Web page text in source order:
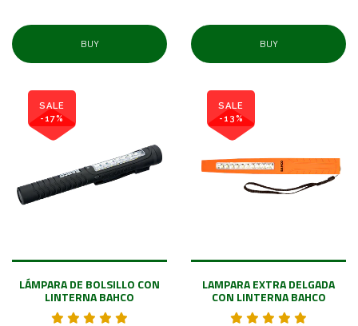
BUY BUY
SALE
-17%
LÁMPARA DE BOLSILLO CON
LINTERNA BAHCO
SALE
-13%
LAMPARA EXTRA DELGADA
CON LINTERNA BAHCO